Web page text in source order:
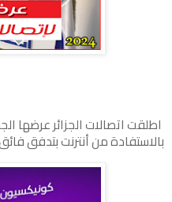
بالاستفادة من أنترنت بتدفق فائق